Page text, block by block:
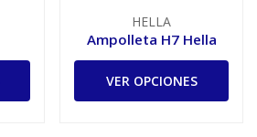
HELLA
Ampolleta H7 Hella
VER OPCIONES